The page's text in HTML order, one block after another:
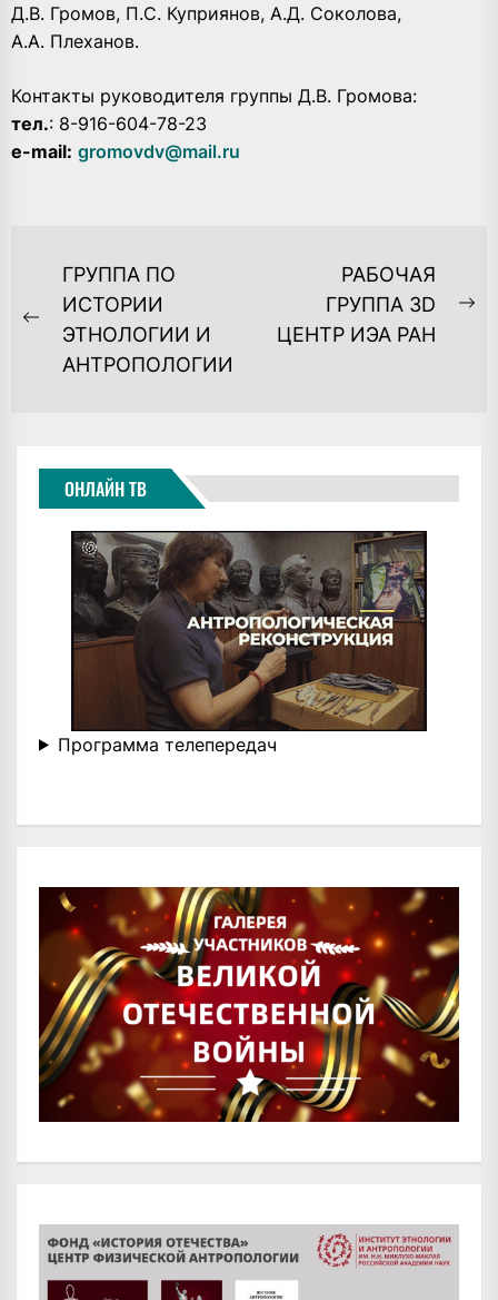
Д.В. Громов, П.С. Куприянов, А.Д. Соколова,
А.А. Плеханов.
Контакты руководителя группы Д.В. Громова:
тел.: 8-916-604-78-23
e-mail: gromovdv@mail.ru
НАВИГАЦИЯ
ПО
ЗАПИСЯМ
Previous
post:
ГРУППА ПО
ИСТОРИИ
ЭТНОЛОГИИ И
АНТРОПОЛОГИИ
РАБОЧАЯ
ГРУППА 3D
ЦЕНТР ИЭА РАН
ОНЛАЙН ТВ
Программа телепередач